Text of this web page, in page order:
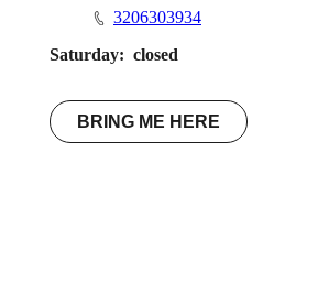
3206303934
Saturday: closed
BRING ME HERE